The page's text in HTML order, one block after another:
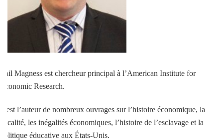
Phil Magness est chercheur principal à l’American Institute for
Economic Research.
Il est l’auteur de nombreux ouvrages sur l’histoire économique, la
fiscalité, les inégalités économiques, l’histoire de l’esclavage et la
politique éducative aux États-Unis.